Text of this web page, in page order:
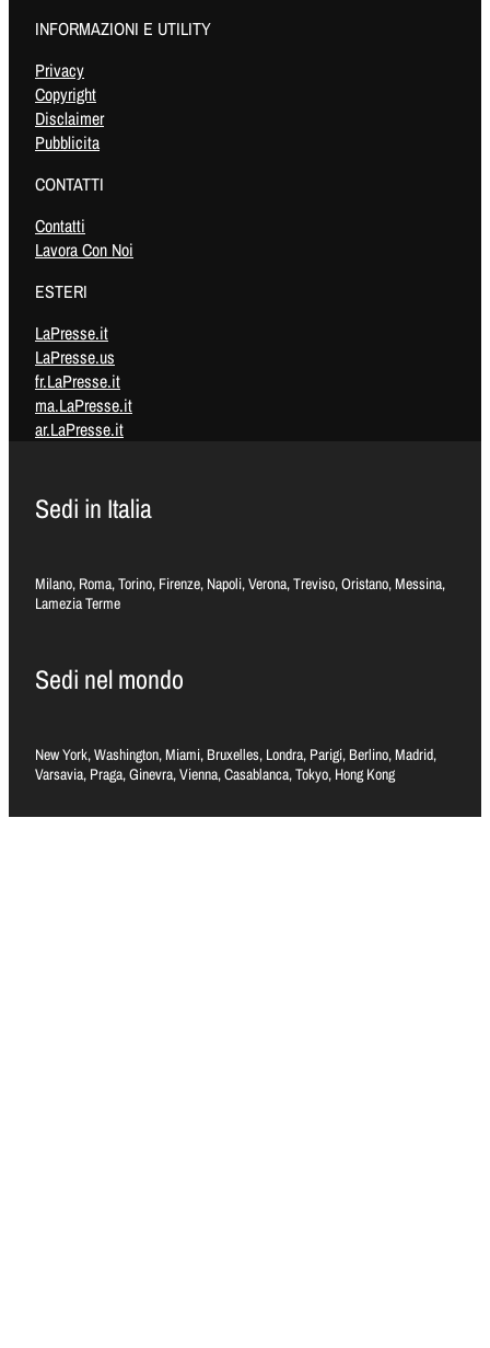
INFORMAZIONI E UTILITY
Privacy
Copyright
Disclaimer
Pubblicita
CONTATTI
Contatti
Lavora Con Noi
ESTERI
LaPresse.it
LaPresse.us
fr.LaPresse.it
ma.LaPresse.it
ar.LaPresse.it
Sedi in Italia
Milano, Roma, Torino, Firenze, Napoli, Verona, Treviso, Oristano, Messina,
Lamezia Terme
Sedi nel mondo
New York, Washington, Miami, Bruxelles, Londra, Parigi, Berlino, Madrid,
Varsavia, Praga, Ginevra, Vienna, Casablanca, Tokyo, Hong Kong